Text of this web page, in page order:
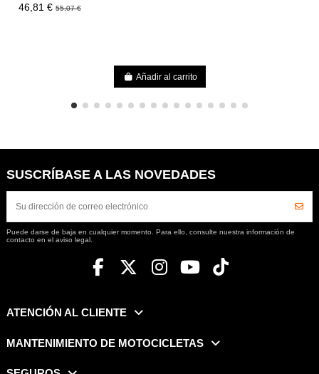
46,81 €55,07 €
Añadir al carrito
SUSCRÍBASE A LAS NOVEDADES
Puede darse de baja en cualquier momento. Para ello, consulte nuestra información de
contacto en el aviso legal.
ATENCIÓN AL CLIENTE
MANTENIMIENTO DE MOTOCICLETAS